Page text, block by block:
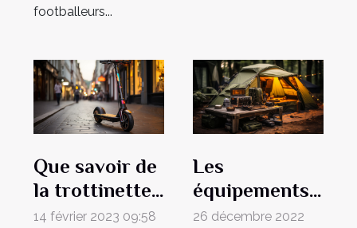
footballeurs...
Que savoir de
la trottinette
freestyle ?
14 février 2023 09:58
Les
équipements
nécessaires
26 décembre 2022